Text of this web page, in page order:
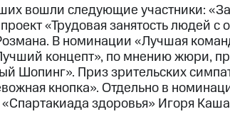
вошли следующие участники:
«Трудовая занятость людей с
В номинации «Лучшая
концепт», по мнению жюри,
Шопинг». Приз зрительских
кнопка». Отдельно в
здоровья» Игоря